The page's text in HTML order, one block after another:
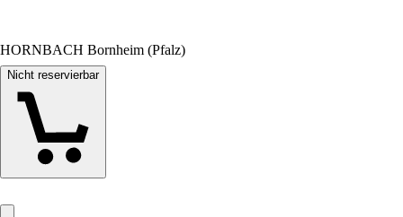
HORNBACH Bornheim (Pfalz)
Nicht reservierbar